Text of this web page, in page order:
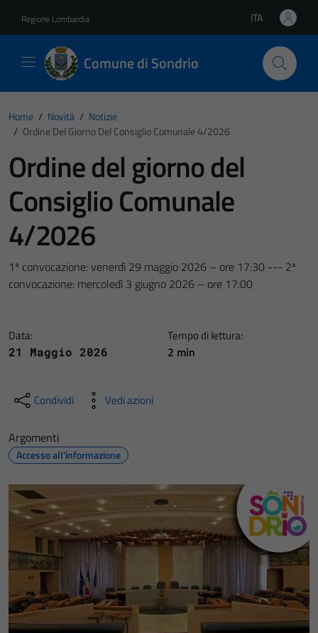
Regione Lombardia Lingua attiva:
ITA
Comune di Sondrio
Home / Novità / Notizie
/ Ordine Del Giorno Del Consiglio Comunale 4/2026
Ordine del giorno del
Consiglio Comunale
4/2026
1ª convocazione: venerdì 29 maggio 2026 – ore 17:30 --- 2ª
convocazione: mercoledì 3 giugno 2026 – ore 17:00
Data:
21 Maggio 2026
Tempo di lettura:
2 min
Condividi Vedi azioni
Argomenti
Accesso all'informazione